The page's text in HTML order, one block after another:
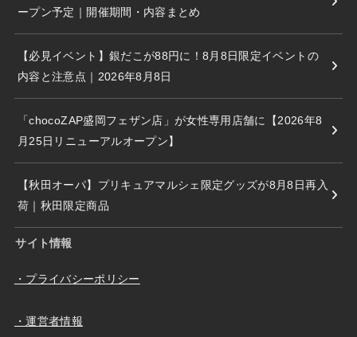
ープン予定｜開催期間・内容まとめ
【必見イベント】銀だこが88円に！8月8日限定イベントの
内容と注意点｜2026年8月8日
「chocoZAP盛岡フェザン店」が女性専用店舗に【2026年8
月25日リニューアルオープン】
【秋田オーパ】プリキュアマルシェ限定グッズが8月8日再入
荷｜秋田限定商品
サイト情報
・プライバシーポリシー
・運営者情報